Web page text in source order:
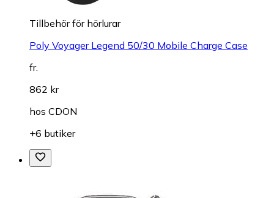
Tillbehör för hörlurar
Poly Voyager Legend 50/30 Mobile Charge Case
fr.
862 kr
hos CDON
+6 butiker